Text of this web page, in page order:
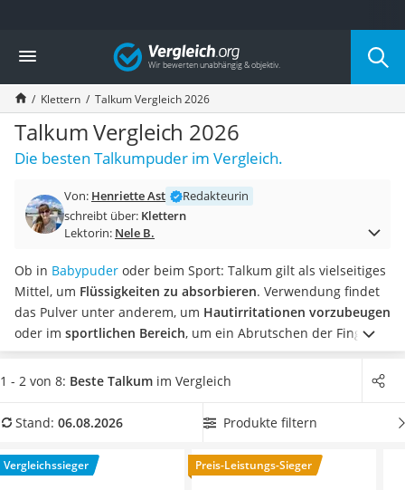
Die beliebtesten Vergleiche nach Kategorie
Freizeit & Sport
Gartentrampolin
Trampolin
Metalldetektor
Eufab-Fahrradträger
Trampolin 366 cm
Aluminium-Koffer
Futterboot
E-Bike-Dreirad
Trekkingschuhe Herren
Reisetasche mit Rollen
Klimmzugstation
Koffer
Nachtsichtgerät
Handgepäck-Koffer
Wanderschuhe Herren
Sicherheitsweste Reiten
Vergleich
Klettern Talkum Vergleich 2026
Talkum Vergleich 2026
Die besten Talkumpuder im Vergleich.
Von: Henriette Ast
Redakteurin
schreibt über: Klettern
Lektorin: Nele B.
Ob in Babypuder oder beim Sport: Talkum gilt als vielseitiges
Mittel, um Flüssigkeiten zu absorbieren. Verwendung findet
das Pulver unter anderem, um Hautirritationen vorzubeugen
oder im sportlichen Bereich, um ein Abrutschen der Finger
beim Klettern oder Gewichtheben zu vermeiden.Tests im
Internet berichten, dass sich viele Talkumpulver sowohl für
sportlichen bzw. technischen Gebrauch eignen. Wählen Sie
Duftstoffenist, um so flexibel bei der Verwendung
bleiben. Überzeugt hat uns hier im August 2026 besonders
1 - 2 von 8: Beste Talkum im Vergleich
Stand: 06.08.2026 Produkte filtern
Vergleichssieger Preis-Leistungs-Sieger